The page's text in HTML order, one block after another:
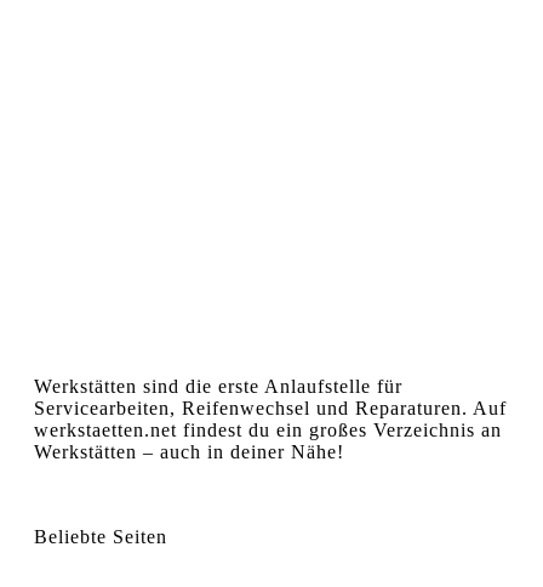
Werkstätten sind die erste Anlaufstelle für
Servicearbeiten, Reifenwechsel und Reparaturen. Auf
werkstaetten.net findest du ein großes Verzeichnis an
Werkstätten – auch in deiner Nähe!
Beliebte Seiten